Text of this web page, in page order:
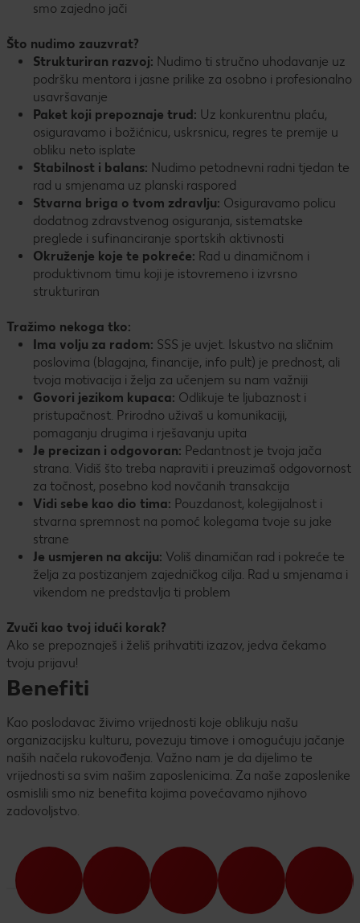
smo zajedno jači
Što nudimo zauzvrat?
Strukturiran razvoj: Nudimo ti stručno uhodavanje uz
podršku mentora i jasne prilike za osobno i profesionalno
usavršavanje
Paket koji prepoznaje trud: Uz konkurentnu plaću,
osiguravamo i božićnicu, uskrsnicu, regres te premije u
obliku neto isplate
Stabilnost i balans: Nudimo petodnevni radni tjedan te
rad u smjenama uz planski raspored
Stvarna briga o tvom zdravlju: Osiguravamo policu
dodatnog zdravstvenog osiguranja, sistematske
preglede i sufinanciranje sportskih aktivnosti
Okruženje koje te pokreće: Rad u dinamičnom i
produktivnom timu koji je istovremeno i izvrsno
strukturiran
Tražimo nekoga tko:
Ima volju za radom: SSS je uvjet. Iskustvo na sličnim
poslovima (blagajna, financije, info pult) je prednost, ali
tvoja motivacija i želja za učenjem su nam važniji
Govori jezikom kupaca: Odlikuje te ljubaznost i
pristupačnost. Prirodno uživaš u komunikaciji,
pomaganju drugima i rješavanju upita
Je precizan i odgovoran: Pedantnost je tvoja jača
strana. Vidiš što treba napraviti i preuzimaš odgovornost
za točnost, posebno kod novčanih transakcija
Vidi sebe kao dio tima: Pouzdanost, kolegijalnost i
stvarna spremnost na pomoć kolegama tvoje su jake
strane
Je usmjeren na akciju: Voliš dinamičan rad i pokreće te
želja za postizanjem zajedničkog cilja. Rad u smjenama i
vikendom ne predstavlja ti problem
Zvuči kao tvoj idući korak?
Ako se prepoznaješ i želiš prihvatiti izazov, jedva čekamo
tvoju prijavu!
Benefiti
Kao poslodavac živimo vrijednosti koje oblikuju našu
organizacijsku kulturu, povezuju timove i omogućuju jačanje
naših načela rukovođenja. Važno nam je da dijelimo te
vrijednosti sa svim našim zaposlenicima. Za naše zaposlenike
osmislili smo niz benefita kojima povećavamo njihovo
zadovoljstvo.